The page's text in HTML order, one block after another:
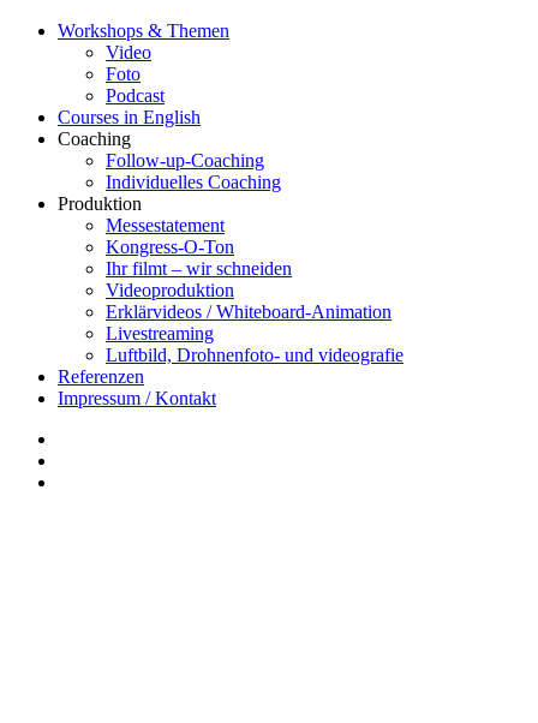
Workshops & Themen
Video
Foto
Podcast
Courses in English
Coaching
Follow-up-Coaching
Individuelles Coaching
Produktion
Messestatement
Kongress-O-Ton
Ihr filmt – wir schneiden
Videoproduktion
Erklärvideos / Whiteboard-Animation
Livestreaming
Luftbild, Drohnenfoto- und videografie
Referenzen
Impressum / Kontakt